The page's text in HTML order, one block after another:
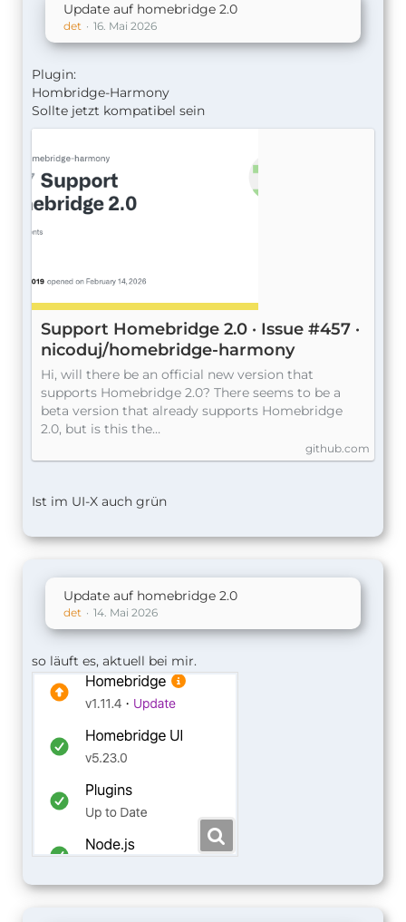
Update auf homebridge 2.0
det 16. Mai 2026
Plugin:
Hombridge-Harmony
Sollte jetzt kompatibel sein
Support Homebridge 2.0 · Issue #457 ·
nicoduj/homebridge-harmony
Hi, will there be an official new version that
supports Homebridge 2.0? There seems to be a
beta version that already supports Homebridge
2.0, but is this the…
github.com
Ist im UI-X auch grün
Update auf homebridge 2.0
det 14. Mai 2026
so läuft es, aktuell bei mir.